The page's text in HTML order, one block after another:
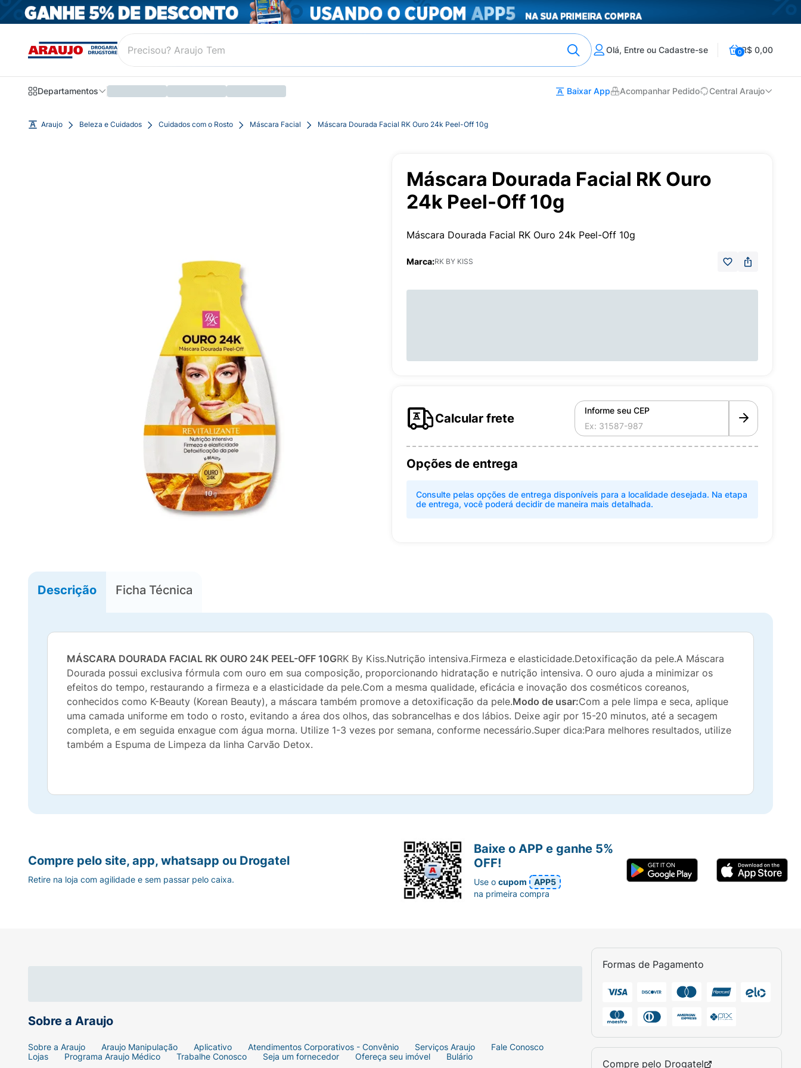
Olá, Entre ou Cadastre-se 0R$ 0,00
Departamentos Baixar App Acompanhar Pedido Central Araujo
Araujo Beleza e Cuidados Cuidados com o Rosto Máscara Facial Máscara Dourada Facial RK Ouro 24k Peel-Off 10g
Máscara Dourada Facial RK Ouro
24k Peel-Off 10g
Máscara Dourada Facial RK Ouro 24k Peel-Off 10g
Marca:RK BY KISS
Calcular frete
Informe seu CEP
Opções de entrega
Consulte pelas opções de entrega disponíveis para a localidade desejada. Na etapa
de entrega, você poderá decidir de maneira mais detalhada.
Descrição Ficha Técnica
MÁSCARA DOURADA FACIAL RK OURO 24K PEEL-OFF 10GRK By Kiss.Nutrição intensiva.Firmeza e elasticidade.Detoxificação da pele.A Máscara
Dourada possui exclusiva fórmula com ouro em sua composição, proporcionando hidratação e nutrição intensiva. O ouro ajuda a minimizar os
efeitos do tempo, restaurando a firmeza e a elasticidade da pele.Com a mesma qualidade, eficácia e inovação dos cosméticos coreanos,
conhecidos como K-Beauty (Korean Beauty), a máscara também promove a detoxificação da pele.Modo de usar:Com a pele limpa e seca, aplique
uma camada uniforme em todo o rosto, evitando a área dos olhos, das sobrancelhas e dos lábios. Deixe agir por 15-20 minutos, até a secagem
completa, e em seguida enxague com água morna. Utilize 1-3 vezes por semana, conforme necessário.Super dica:Para melhores resultados, utilize
também a Espuma de Limpeza da linha Carvão Detox.
Sobre a Araujo
Sobre a Araujo Araujo Manipulação Aplicativo Atendimentos Corporativos - Convênio Serviços Araujo
Fale Conosco
Lojas
Programa Araujo Médico Trabalhe Conosco Seja um fornecedor Ofereça seu imóvel Bulário
Formas de Pagamento
Compre pelo Drogatel
Compre pelo site, app, whatsapp ou Drogatel
Retire na loja com agilidade e sem passar pelo caixa.
Baixe o APP e ganhe 5%
OFF!
Use ocupom
APP5
na primeira compra